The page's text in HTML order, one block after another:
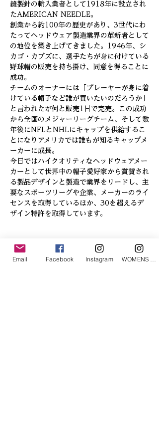
縫製針の輸入業者として1918年に設立され
たAMERICAN NEEDLE。
創業から約100年の歴史があり、3世代にわ
たってヘッドウェア製造業界の革新者として
の地位を築き上げてきました。1946年、シ
カゴ・カブズに、選手たちが身に付けている
野球帽の販売を持ち掛け、同意を得ることに
成功。
チームのオーナーには「プレーヤーが身に着
けている帽子など誰が買いたいのだろうか」
と言われたが何と販売1日で完売。この成功
から全国のメジャーリーグチーム、そして数
年後にNFLとNHLにキャップを供給するこ
とになりアメリカでは誰もが知るキャップメ
ーカーに成長。
今日ではハイクオリティなヘッドウェアメー
カーとして世界中の帽子愛好家から賞賛され
る製品デザインと製造で業界をリードし、主
要なスポーツリーグや企業、メーカーのライ
センスを取得しているほか、30を超えるデ
ザイン特許を取得しています。
「あなたへのお勧めアイテム」
Email Facebook Instagram